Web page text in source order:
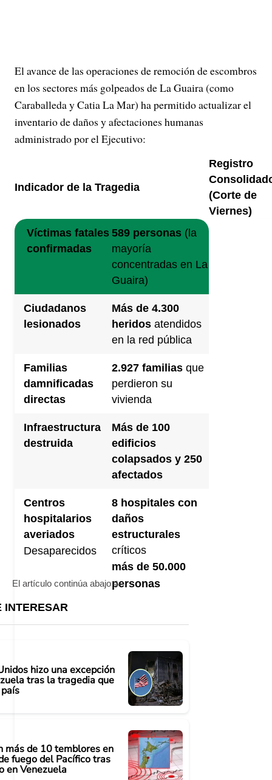
El avance de las operaciones de remoción de escombros
en los sectores más golpeados de La Guaira (como
Caraballeda y Catia La Mar) ha permitido actualizar el
inventario de daños y afectaciones humanas
administrado por el Ejecutivo:
Indicador de la Tragedia
Registro
(Corte de
Viernes)
Víctimas fatales
confirmadas
589 personas (la
mayoría
concentradas en La
Guaira)
Ciudadanos
lesionados
Más de 4.300
heridos atendidos
en la red pública
Familias
damnificadas
directas
2.927 familias que
perdieron su
vivienda
Infraestructura
destruida
Más de 100
edificios
colapsados y 250
afectados
Centros
hospitalarios
averiados
Desaparecidos
El artículo continúa abajo
INTERESAR
hizo una excepción
tras la tragedia que
más de 10 temblores en
fuego del Pacífico tras
en Venezuela
8 hospitales con
daños
estructurales
críticos
más de 50.000
personas